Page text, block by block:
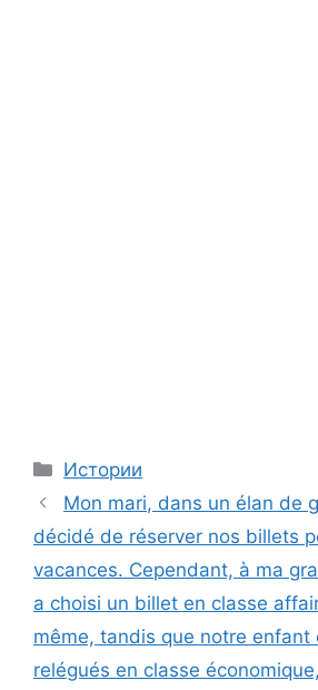
Categories
Истории
Mon mari, dans un élan de
décidé de réserver nos billets
vacances. Cependant, à ma
a choisi un billet en classe
même, tandis que notre enfant
relégués en classe